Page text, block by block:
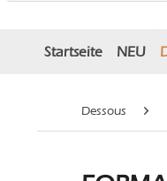
Startseite NEU
Dessous